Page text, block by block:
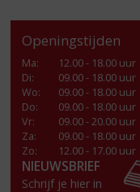
Openingstijden
Ma:
12.00 - 18.00 uur
Di:
09.00 - 18.00 uur
Wo:
09.00 - 18.00 uur
Do:
09.00 - 18.00 uur
Vr:
09.00 - 20.00 uur
Za:
09.00 - 18.00 uur
Zo:
12.00 - 17.00 uur
NIEUWSBRIEF
Schrijf je hier in